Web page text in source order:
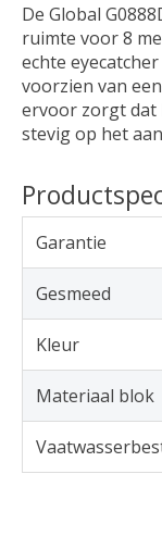
De Global
ruimte voor 8
echte
voorzien van
ervoor zorgt dat
stevig op het
Garantie
Gesmeed
Kleur
Materiaal blok